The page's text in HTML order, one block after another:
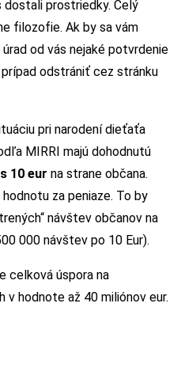
prostriedky. Celý
filozofie. Ak by sa vám
od vás nejaké potvrdenie
odstrániť cez stránku
pri narodení dieťaťa
MIRRI majú dohodnutú
10 eur na strane občana.
za peniaze. To by
návštev občanov na
000 návštev po 10 Eur).
celková úspora na
hodnote až 40 miliónov eur.